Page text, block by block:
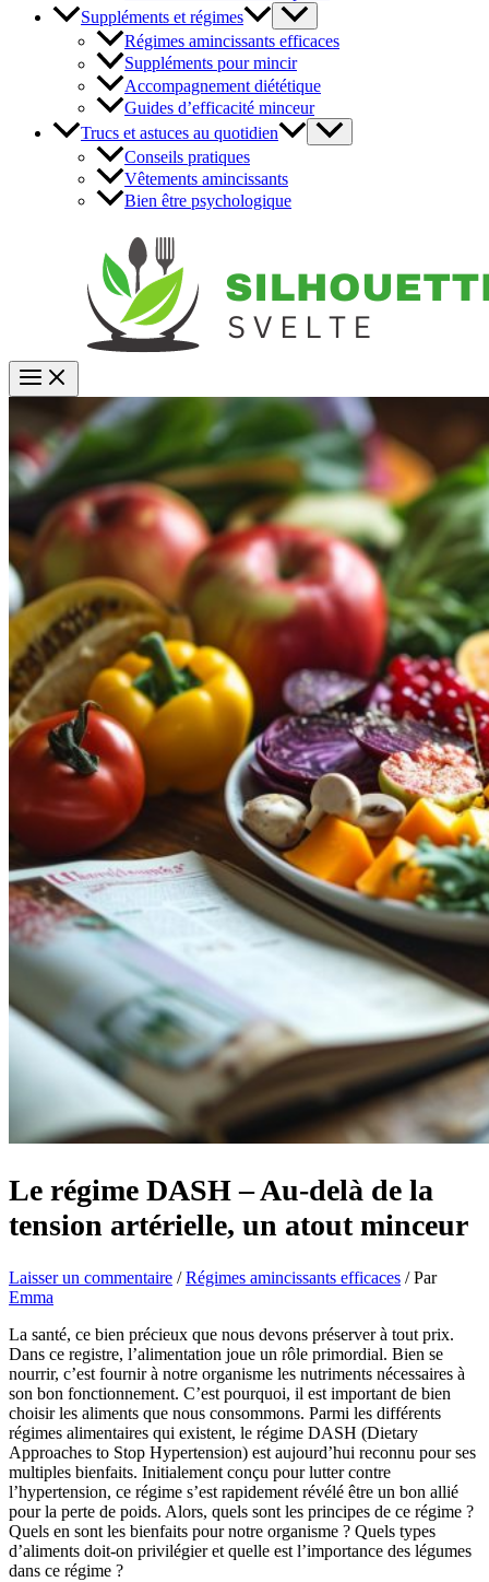
Suppléments et régimes
Régimes amincissants efficaces
Suppléments pour mincir
Accompagnement diététique
Guides d’efficacité minceur
Trucs et astuces au quotidien
Conseils pratiques
Vêtements amincissants
Bien être psychologique
Le régime DASH – Au-delà de la
tension artérielle, un atout minceur
Laisser un commentaire /Régimes amincissants efficaces / Par
Emma
La santé, ce bien précieux que nous devons préserver à tout prix.
Dans ce registre, l’alimentation joue un rôle primordial. Bien se
nourrir, c’est fournir à notre organisme les nutriments nécessaires à
son bon fonctionnement. C’est pourquoi, il est important de bien
choisir les aliments que nous consommons. Parmi les différents
régimes alimentaires qui existent, le régime DASH (Dietary
Approaches to Stop Hypertension) est aujourd’hui reconnu pour ses
multiples bienfaits. Initialement conçu pour lutter contre
l’hypertension, ce régime s’est rapidement révélé être un bon allié
pour la perte de poids. Alors, quels sont les principes de ce régime ?
Quels en sont les bienfaits pour notre organisme ? Quels types
d’aliments doit-on privilégier et quelle est l’importance des légumes
dans ce régime ?